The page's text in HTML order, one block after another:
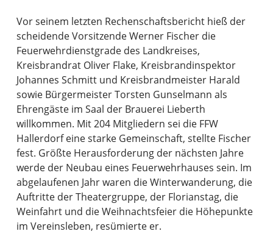
Vor seinem letzten Rechenschaftsbericht hieß der
scheidende Vorsitzende Werner Fischer die
Feuerwehrdienstgrade des Landkreises,
Kreisbrandrat Oliver Flake, Kreisbrandinspektor
Johannes Schmitt und Kreisbrandmeister Harald
sowie Bürgermeister Torsten Gunselmann als
Ehrengäste im Saal der Brauerei Lieberth
willkommen. Mit 204 Mitgliedern sei die FFW
Hallerdorf eine starke Gemeinschaft, stellte Fischer
fest. Größte Herausforderung der nächsten Jahre
werde der Neubau eines Feuerwehrhauses sein. Im
abgelaufenen Jahr waren die Winterwanderung, die
Auftritte der Theatergruppe, der Florianstag, die
Weinfahrt und die Weihnachtsfeier die Höhepunkte
im Vereinsleben, resümierte er.